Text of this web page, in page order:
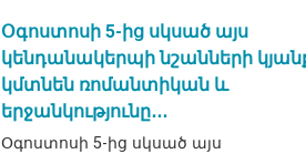
Օգոստոսի 5-ից սկսած այս
կենդանակերպի նշանների
կմտնեն ռոմանտիկան և
երջանկությունը․․․
Օգոստոսի 5-ից սկսած այս